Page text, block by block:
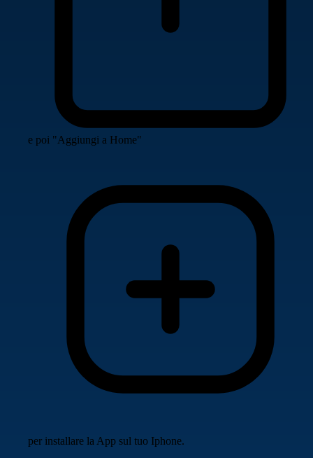
e poi "Aggiungi a Home"
per installare la App sul tuo Iphone.